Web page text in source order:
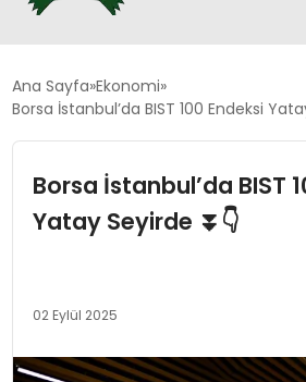
GÜNDEM
DÜNYA
Ana Sayfa Ekonomi
Borsa İstanbul’da BIST 100 Endeksi
Borsa İstanbul’da BIST
Yatay Seyirde ⏬👇
02 Eylül 2025